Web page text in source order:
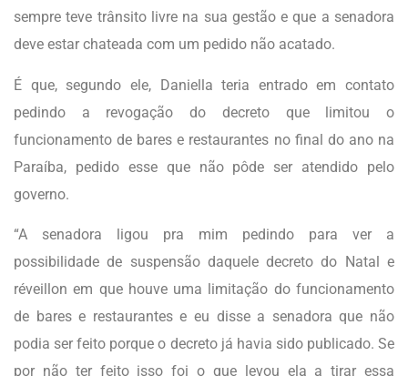
sempre teve trânsito livre na sua gestão e que a senadora
deve estar chateada com um pedido não acatado.
É que, segundo ele, Daniella teria entrado em contato
pedindo a revogação do decreto que limitou o
funcionamento de bares e restaurantes no final do ano na
Paraíba, pedido esse que não pôde ser atendido pelo
governo.
“A senadora ligou pra mim pedindo para ver a
possibilidade de suspensão daquele decreto do Natal e
réveillon em que houve uma limitação do funcionamento
de bares e restaurantes e eu disse a senadora que não
podia ser feito porque o decreto já havia sido publicado. Se
por não ter feito isso foi o que levou ela a tirar essa